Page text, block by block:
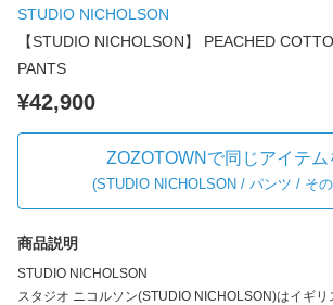
STUDIO NICHOLSON
【STUDIO NICHOLSON】 PEACHED
PANTS
¥42,900
ZOZOTOWNで同じアイテム
(STUDIO NICHOLSON / パンツ / そ
商品説明
STUDIO NICHOLSON
スタジオ ニコルソン(STUDIO NICHOLSON)はイギリ